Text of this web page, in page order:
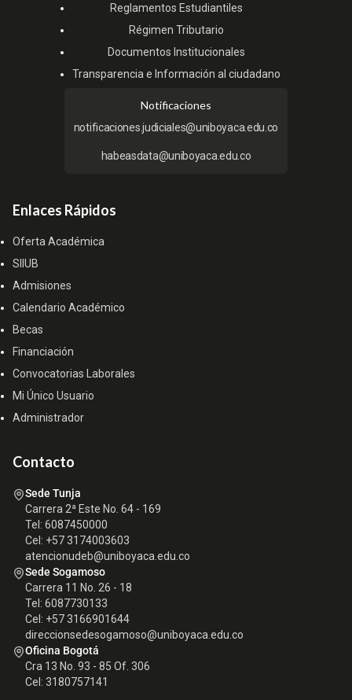
Reglamentos Estudiantiles
Régimen Tributario
Documentos Institucionales
Transparencia e Información al ciudadano
Notificaciones
notificaciones.judiciales@uniboyaca.edu.co
habeasdata@uniboyaca.edu.co
Enlaces Rápidos
Oferta Académica
SIIUB
Admisiones
Calendario Académico
Becas
Financiación
Convocatorias Laborales
Mi Único Usuario
Administrador
Contacto
Sede Tunja
Carrera 2ª Este No. 64 - 169
Tel: 6087450000
Cel: +57 3174003603
atencionudeb@uniboyaca.edu.co
Sede Sogamoso
Carrera 11 No. 26 - 18
Tel: 6087730133
Cel: +57 3166901644
direccionsedesogamoso@uniboyaca.edu.co
Oficina Bogotá
Cra 13 No. 93 - 85 Of. 306
Cel: 3180757141